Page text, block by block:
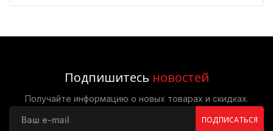
Подпишитесь новостей
Получайте информацию о новых товарах и скидках.
ПОДПИСАТЬСЯ